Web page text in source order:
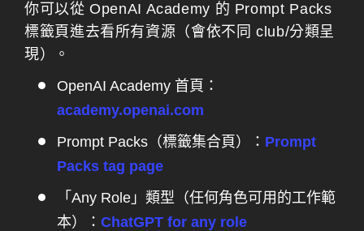
你可以從 OpenAI Academy 的 Prompt Packs
標籤頁進去看所有資源（會依不同 club/分類呈
現）。
OpenAI Academy 首頁：
academy.openai.com
Prompt Packs（標籤集合頁）： Prompt
Packs tag page
「Any Role」類型（任何角色可用的工作範
本）： ChatGPT for any role